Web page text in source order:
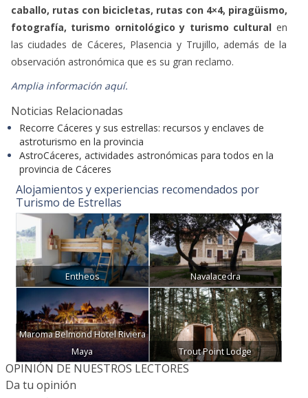
caballo, rutas con bicicletas, rutas con 4×4, piragüismo,
fotografía, turismo ornitológico y turismo cultural en
las ciudades de Cáceres, Plasencia y Trujillo, además de la
observación astronómica que es su gran reclamo.
Amplia información aquí.
Noticias Relacionadas
Recorre Cáceres y sus estrellas: recursos y enclaves de
astroturismo en la provincia
AstroCáceres, actividades astronómicas para todos en la
provincia de Cáceres
Alojamientos y experiencias recomendados por
Turismo de Estrellas
Entheos Navalacedra
Maroma Belmond Hotel Riviera
Maya
Trout Point Lodge
OPINIÓN DE NUESTROS LECTORES
Da tu opinión